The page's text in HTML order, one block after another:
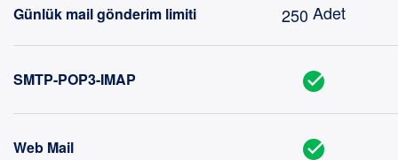
Günlük mail gönderim limiti 250Adet
SMTP-POP3-IMAP
Web Mail